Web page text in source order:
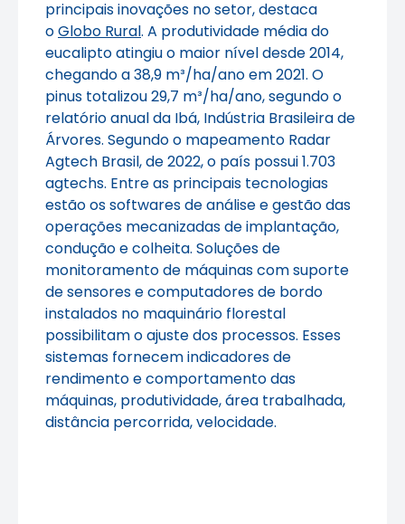
principais inovações no setor, destaca
oGlobo Rural. A produtividade média do
eucalipto atingiu o maior nível desde 2014,
chegando a 38,9 m³/ha/ano em 2021. O
pinus totalizou 29,7 m³/ha/ano, segundo o
relatório anual da Ibá, Indústria Brasileira de
Árvores. Segundo o mapeamento Radar
Agtech Brasil, de 2022, o país possui 1.703
agtechs. Entre as principais tecnologias
estão os softwares de análise e gestão das
operações mecanizadas de implantação,
condução e colheita. Soluções de
monitoramento de máquinas com suporte
de sensores e computadores de bordo
instalados no maquinário florestal
possibilitam o ajuste dos processos. Esses
sistemas fornecem indicadores de
rendimento e comportamento das
máquinas, produtividade, área trabalhada,
distância percorrida, velocidade.